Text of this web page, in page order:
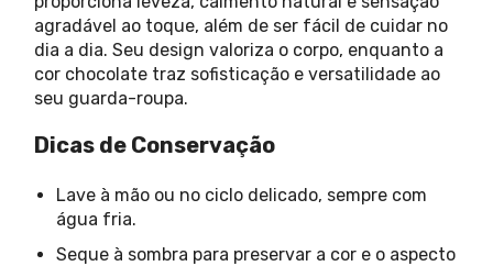
agradável ao toque, além de ser fácil de cuidar no
dia a dia. Seu design valoriza o corpo, enquanto a
cor chocolate traz sofisticação e versatilidade ao
seu guarda-roupa.
Dicas de Conservação
Lave à mão ou no ciclo delicado, sempre com
água fria.
Seque à sombra para preservar a cor e o aspecto